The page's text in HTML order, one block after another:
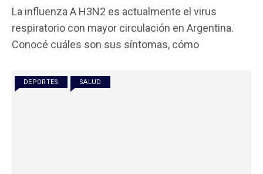
ce
b
o
k
tt
er
at
s
p
p
ail m
p
La influenza A H3N2 es actualmente el virus
respiratorio con mayor circulación en Argentina.
Conocé cuáles son sus síntomas, cómo
DEPORTES SALUD